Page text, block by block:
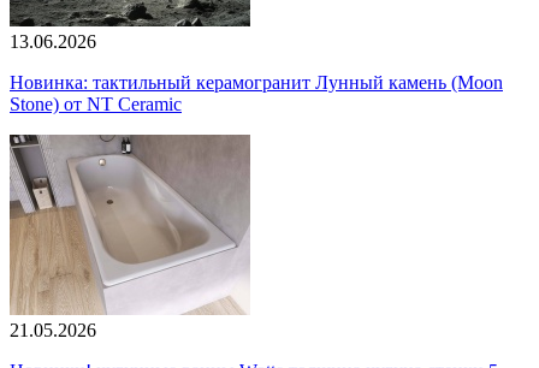
13.06.2026
Новинка: тактильный керамогранит Лунный камень (Moon
Stone) от NT Ceramic
21.05.2026